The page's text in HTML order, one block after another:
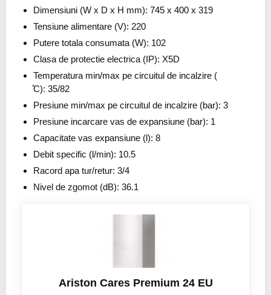
Dimensiuni (W x D x H mm): 745 x 400 x 319
Tensiune alimentare (V): 220
Putere totala consumata (W): 102
Clasa de protectie electrica (IP): X5D
Temperatura min/max pe circuitul de incalzire (
̊C): 35/82
Presiune min/max pe circuitul de incalzire (bar): 3
Presiune incarcare vas de expansiune (bar): 1
Capacitate vas expansiune (l): 8
Debit specific (l/min): 10.5
Racord apa tur/retur: 3/4
Nivel de zgomot (dB): 36.1
Ariston Cares Premium 24 EU